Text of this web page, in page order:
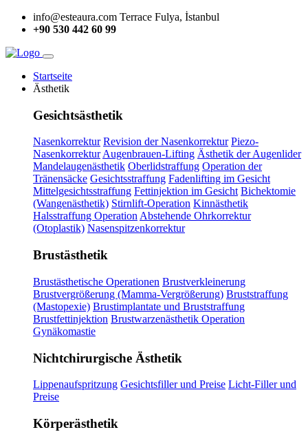
info@esteaura.com Terrace Fulya, İstanbul
+90 530 442 60 99
Startseite
Ästhetik
Gesichtsästhetik
Nasenkorrektur Revision der Nasenkorrektur Piezo-
NasenkorrekturAugenbrauen-Lifting Ästhetik der Augenlider
Mandelaugenästhetik Oberlidstraffung Operation der
Tränensäcke Gesichtsstraffung Fadenlifting im Gesicht
Mittelgesichtsstraffung Fettinjektion im Gesicht Bichektomie
(Wangenästhetik) Stirnlift-Operation Kinnästhetik
Halsstraffung OperationAbstehende Ohrkorrektur
(Otoplastik) Nasenspitzenkorrektur
Brustästhetik
Brustästhetische Operationen Brustverkleinerung
Brustvergrößerung (Mamma-Vergrößerung) Bruststraffung
(Mastopexie) Brustimplantate und Bruststraffung
Brustfettinjektion Brustwarzenästhetik Operation
Gynäkomastie
Nichtchirurgische Ästhetik
Lippenaufspritzung Gesichtsfiller und Preise Licht-Filler und
Preise
Körperästhetik